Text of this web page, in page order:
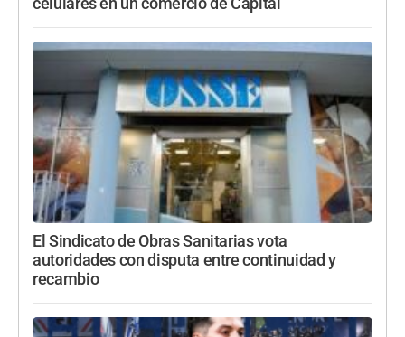
El Sindicato de Obras Sanitarias vota
autoridades con disputa entre continuidad y
recambio